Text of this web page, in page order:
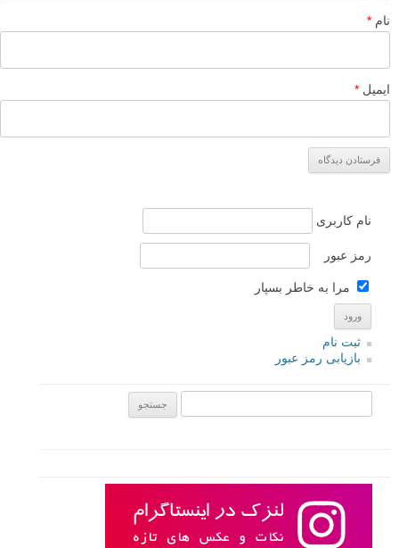
نام *
ایمیل *
نام کاربری
رمز عبور
مرا به خاطر بسپار
ثبت نام
بازیابی رمز عبور